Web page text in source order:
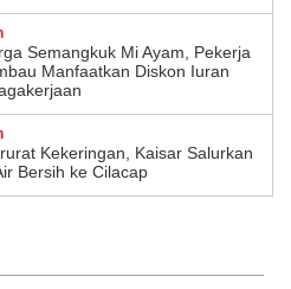
Semangkuk Mi Ayam, Pekerja
Manfaatkan Diskon Iuran
Kekeringan, Kaisar Salurkan
Bersih ke Cilacap